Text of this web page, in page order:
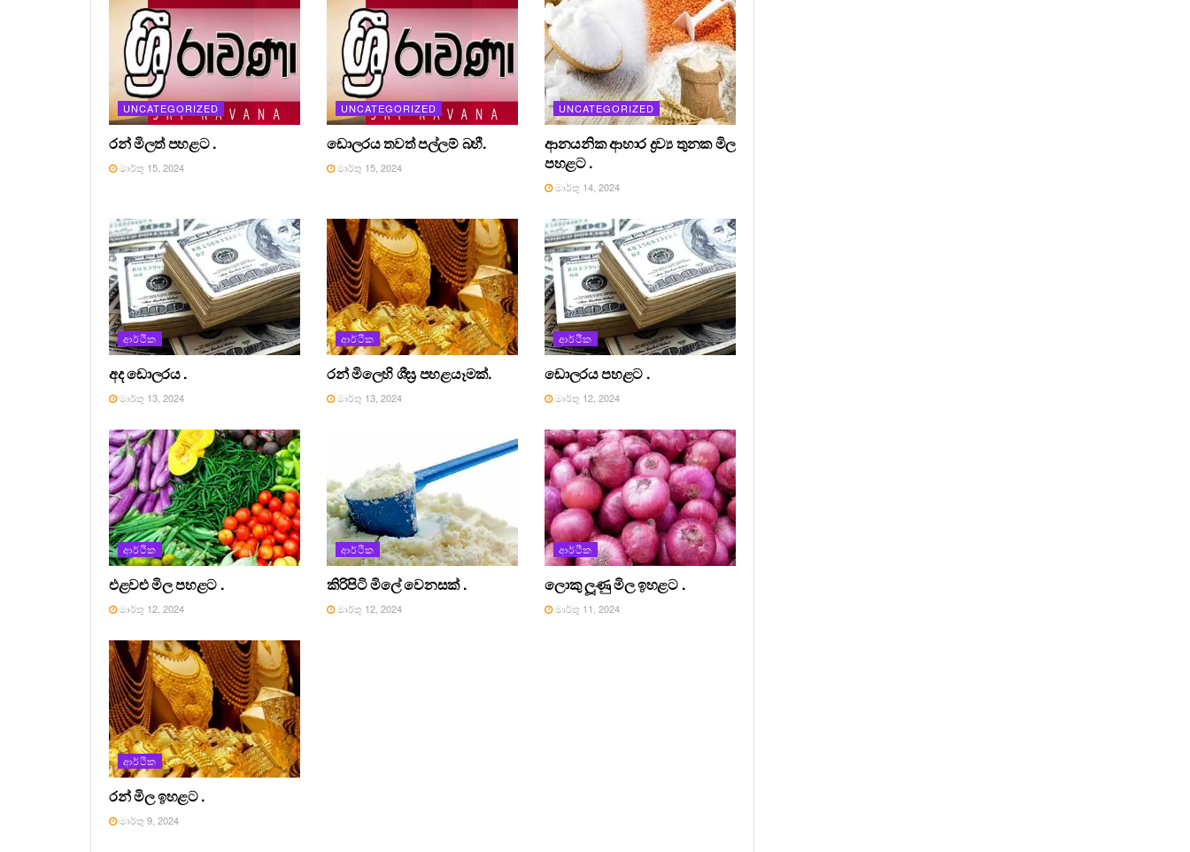
UNCATEGORIZED
රන් මිලත් පහළට .
මාර්තු 15, 2024
UNCATEGORIZED
ඩොලරය තවත් පල්ලම් බහී.
මාර්තු 15, 2024
UNCATEGORIZED
ආනයනික ආහාර ද්‍රව්‍ය තුනක මිල
පහළට .
මාර්තු 14, 2024
ආර්ථික
අද ඩොලරය .
මාර්තු 13, 2024
ආර්ථික
රන් මිලෙහි ශීඝ්‍ර පහළයෑමක්.
මාර්තු 13, 2024
ආර්ථික
ඩොලරය පහළට .
මාර්තු 12, 2024
ආර්ථික
එළවළු මිල පහළට .
මාර්තු 12, 2024
ආර්ථික
කිරිපිටි මිලේ වෙනසක් .
මාර්තු 12, 2024
ආර්ථික
ලොකු ලූණු මිල ඉහළට .
මාර්තු 11, 2024
ආර්ථික
රන් මිල ඉහළට .
මාර්තු 9, 2024